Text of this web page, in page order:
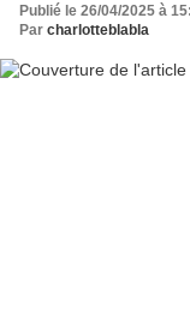
Publié le 26/04/2025 à
Par charlotteblabla